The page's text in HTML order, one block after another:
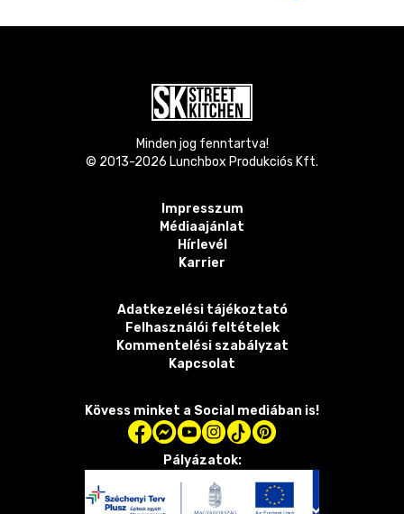
Minden jog fenntartva!
© 2013-2026 Lunchbox Produkciós Kft.
Impresszum
Médiaajánlat
Hírlevél
Karrier
Adatkezelési tájékoztató
Felhasználói feltételek
Kommentelési szabályzat
Kapcsolat
Kövess minket a Social mediában is!
Pályázatok: